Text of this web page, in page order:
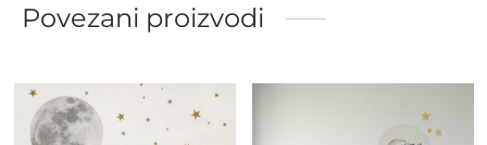
Povezani proizvodi